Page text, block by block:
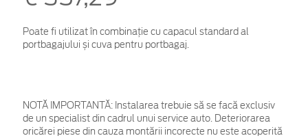
Poate fi utilizat în combinație cu capacul standard al
portbagajului și cuva pentru portbagaj.
NOTĂ IMPORTANTĂ: Instalarea trebuie să se facă exclusiv
de un specialist din cadrul unui service auto. Deteriorarea
oricărei piese din cauza montării incorecte nu este acoperită